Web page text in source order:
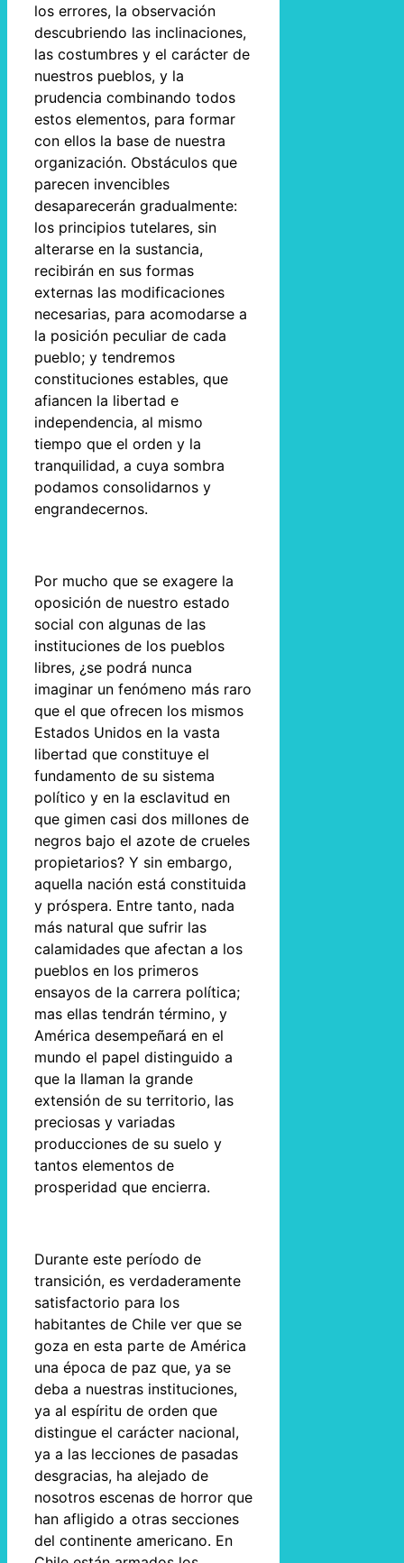
los errores, la observación
descubriendo las inclinaciones,
las costumbres y el carácter de
nuestros pueblos, y la
prudencia combinando todos
estos elementos, para formar
con ellos la base de nuestra
organización. Obstáculos que
parecen invencibles
desaparecerán gradualmente:
los principios tutelares, sin
alterarse en la sustancia,
recibirán en sus formas
externas las modificaciones
necesarias, para acomodarse a
la posición peculiar de cada
pueblo; y tendremos
constituciones estables, que
afiancen la libertad e
independencia, al mismo
tiempo que el orden y la
tranquilidad, a cuya sombra
podamos consolidarnos y
engrandecernos.
Por mucho que se exagere la
oposición de nuestro estado
social con algunas de las
instituciones de los pueblos
libres, ¿se podrá nunca
imaginar un fenómeno más raro
que el que ofrecen los mismos
Estados Unidos en la vasta
libertad que constituye el
fundamento de su sistema
político y en la esclavitud en
que gimen casi dos millones de
negros bajo el azote de crueles
propietarios? Y sin embargo,
aquella nación está constituida
y próspera. Entre tanto, nada
más natural que sufrir las
calamidades que afectan a los
pueblos en los primeros
ensayos de la carrera política;
mas ellas tendrán término, y
América desempeñará en el
mundo el papel distinguido a
que la llaman la grande
extensión de su territorio, las
preciosas y variadas
producciones de su suelo y
tantos elementos de
prosperidad que encierra.
Durante este período de
transición, es verdaderamente
satisfactorio para los
habitantes de Chile ver que se
goza en esta parte de América
una época de paz que, ya se
deba a nuestras instituciones,
ya al espíritu de orden que
distingue el carácter nacional,
ya a las lecciones de pasadas
desgracias, ha alejado de
nosotros escenas de horror que
han afligido a otras secciones
del continente americano. En